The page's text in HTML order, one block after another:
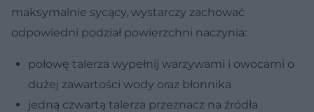
maksymalnie sycący, wystarczy zachować
odpowiedni podział powierzchni naczynia:
połowę talerza wypełnij warzywami i owocami o
dużej zawartości wody oraz błonnika
jedną czwartą talerza przeznacz na źródła